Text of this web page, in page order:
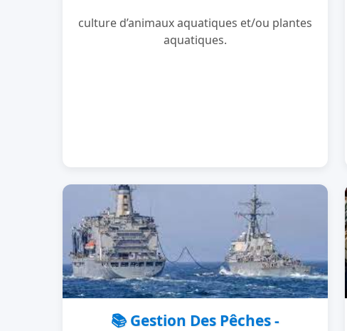
culture d’animaux aquatiques et/ou plantes
aquatiques.
📚 Gestion Des Pêches -